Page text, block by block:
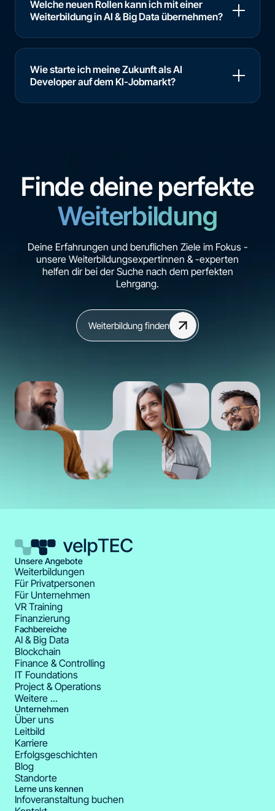
Welche neuen Rollen kann ich mit einer
Weiterbildung in AI & Big Data übernehmen?
Wie starte ich meine Zukunft als AI
Developer auf dem KI-Jobmarkt?
AI Developer (m/w/d)
Starte jetzt deinen Karriereweg
Fach- und Führungskraft
Berufsanfänger:in
Neuronale Netze und zentrale KI-Verfahren
Programmierung als Basis für KI-Anwendungen
(Python, Java)
Objektorientierte Softwareentwicklung für
sauberen, wartbaren Code
Qualitätssicherung durch Tests und
strukturierte Entwicklung
Agiles Arbeiten in Projekten (z. B. Scrum)
Prompt Design und Optimierung für moderne
KI-Systeme
Fokus auf Praxis: KI-Modelle sinnvoll in
nutzen
Finde deine perfekte
Weiterbildung
Deine Erfahrungen und beruflichen Ziele im Fokus -
unsere Weiterbildungsexpertinnen & -experten
helfen dir bei der Suche nach dem perfekten
Lehrgang.
Weiterbildung finden
Unsere Angebote
Weiterbildungen
Für Privatpersonen
Für Unternehmen
VR Training
Finanzierung
Fachbereiche
AI & Big Data
Blockchain
Finance & Controlling
IT Foundations
Project & Operations
Weitere ...
Unternehmen
Über uns
Leitbild
Karriere
Erfolgsgeschichten
Blog
Standorte
Lerne uns kennen
Infoveranstaltung buchen